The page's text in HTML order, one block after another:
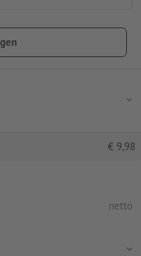
€ 9,98
netto